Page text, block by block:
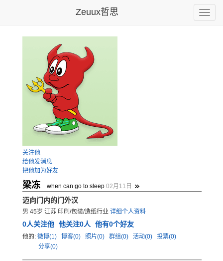
Toggle
Zeuux哲思
关注他
给他发消息
把他加为好友
梁冻 when can go to sleep 02月11日
迈向门内的门外汉
男 45岁 江苏 印刷/包装/造纸行业 详细个人资料
0人关注他 他关注0人 他有0个好友
他的: 微博(1) 博客(0) 照片(0) 群组(0) 活动(0)
投票(0)
分享(0)